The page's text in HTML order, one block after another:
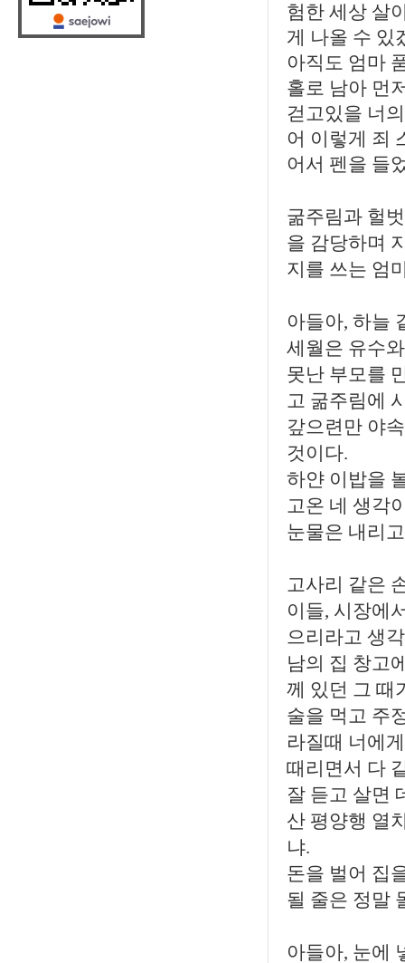
험한 세상 살
게 나올 수 있
아직도 엄마
홀로 남아 먼
걷고있을 너
어 이렇게 죄
어서 펜을 들
굶주림과 헐
을 감당하며
지를 쓰는 엄
아들아, 하늘
세월은 유수
못난 부모를
고 굶주림에
갚으련만 야
것이다.
하얀 이밥을
고온 네 생각
눈물은 내리
고사리 같은
이들, 시장에
으리라고 생
남의 집 창고
께 있던 그 때
술을 먹고 주
라질때 너에
때리면서 다
잘 듣고 살면
산 평양행 열
냐.
돈을 벌어 집
될 줄은 정말
아들아, 눈에